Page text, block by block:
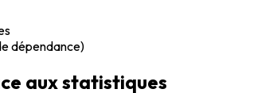
dépendance)
aux statistiques